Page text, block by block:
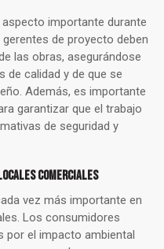
importante durante
de proyecto deben
las obras, asegurándose
de calidad y de que se
Además, es importante
garantizar que el trabajo
de seguridad y
COMERCIALES
vez más importante en
Los consumidores
por el impacto ambiental